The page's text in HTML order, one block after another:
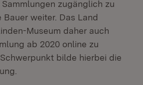
zugänglich zu
Bauer weiter. Das Land
Museum daher auch
ab 2020 online zu
bilde hierbei die